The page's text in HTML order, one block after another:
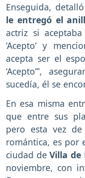
Enseguida,
le entregó el
actriz si
‘Acepto’ y
acepta ser el
‘Acepto’”,
sucedía, él se
En esa misma
que entre sus
pero esta vez
romántica, es por
ciudad deVilla de
noviembre, con